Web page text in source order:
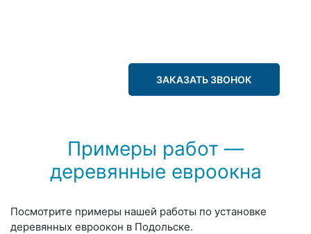
ЗАКАЗАТЬ ЗВОНОК
Примеры работ —
деревянные евроокна
Посмотрите примеры нашей работы по установке
деревянных евроокон в Подольске.